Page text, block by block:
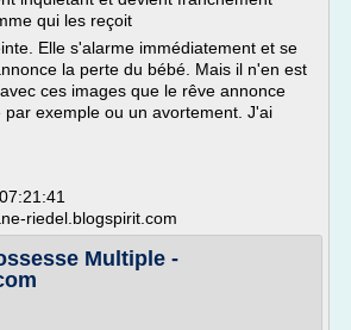
qui les reçoit
Elle s'alarme immédiatement et se
la perte du bébé. Mais il n'en est
ces images que le rêve annonce
par exemple ou un avortement. J'ai
riedel.blogspirit.com
Multiple -